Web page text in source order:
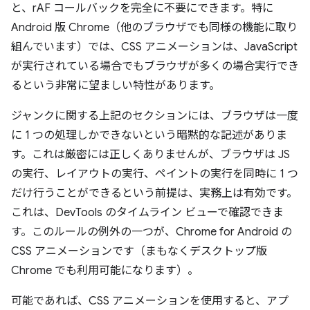
と、rAF コールバックを完全に不要にできます。特に
Android 版 Chrome（他のブラウザでも同様の機能に取り
組んでいます）では、CSS アニメーションは、JavaScript
が実行されている場合でもブラウザが多くの場合実行でき
るという非常に望ましい特性があります。
ジャンクに関する上記のセクションには、ブラウザは一度
に 1 つの処理しかできないという暗黙的な記述がありま
す。これは厳密には正しくありませんが、ブラウザは JS
の実行、レイアウトの実行、ペイントの実行を同時に 1 つ
だけ行うことができるという前提は、実務上は有効です。
これは、DevTools のタイムライン ビューで確認できま
す。このルールの例外の一つが、Chrome for Android の
CSS アニメーションです（まもなくデスクトップ版
Chrome でも利用可能になります）。
可能であれば、CSS アニメーションを使用すると、アプ